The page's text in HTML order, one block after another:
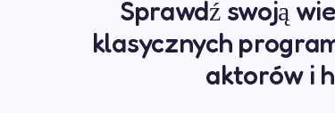
Sprawdź swoją
klasycznych
aktorów i